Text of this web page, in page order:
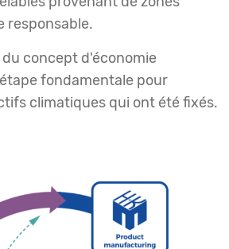
responsable.
concept d'économie
fondamentale pour
climatiques qui ont été fixés.